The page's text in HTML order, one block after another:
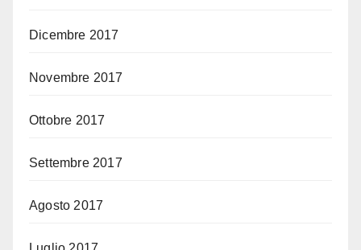
Dicembre 2017
Novembre 2017
Ottobre 2017
Settembre 2017
Agosto 2017